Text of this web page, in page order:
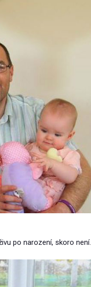
po narození, skoro není.